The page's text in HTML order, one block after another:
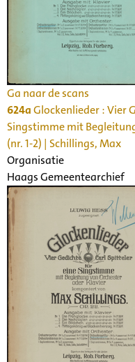
Ga naar de scans
624aGlockenlieder : Vier
Singstimme mit
(nr. 1-2) | Schillings, Max
Organisatie
Haags Gemeentearchief